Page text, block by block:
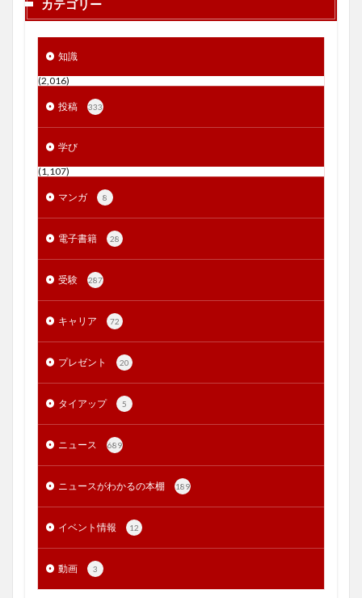
カテゴリー
知識
(2,016)
投稿 333
学び
(1,107)
マンガ 8
電子書籍 28
受験 287
キャリア 72
プレゼント 20
タイアップ 5
ニュース 689
ニュースがわかるの本棚 189
イベント情報 12
動画 3